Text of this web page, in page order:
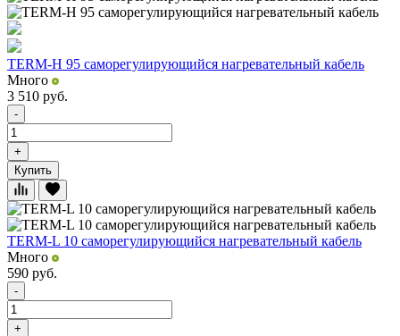
TERM-H 95 саморегулирующийся нагревательный кабель
Много
3 510 руб.
-
+
Купить
TERM-L 10 саморегулирующийся нагревательный кабель
Много
590 руб.
-
+